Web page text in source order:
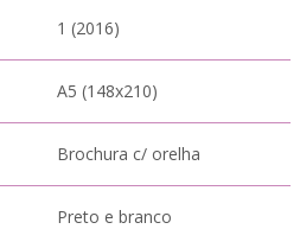
1 (2016)
A5 (148x210)
Brochura c/ orelha
Preto e branco